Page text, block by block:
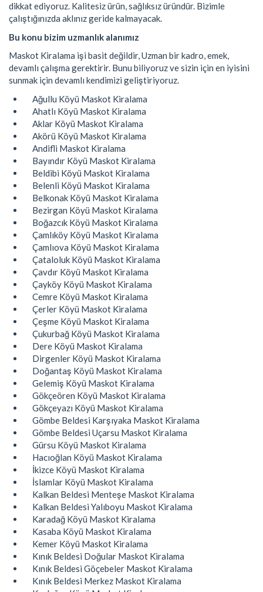
dikkat ediyoruz. Kalitesiz ürün, sağlıksız üründür. Bizimle
çalıştığınızda aklınız geride kalmayacak.
Bu konu bizim uzmanlık alanımız
Maskot Kiralama işi basit değildir, Uzman bir kadro, emek,
devamlı çalışma gerektirir. Bunu biliyoruz ve sizin için en iyisini
sunmak için devamlı kendimizi geliştiriyoruz.
Ağullu Köyü Maskot Kiralama
Ahatlı Köyü Maskot Kiralama
Aklar Köyü Maskot Kiralama
Akörü Köyü Maskot Kiralama
Andifli Maskot Kiralama
Bayındır Köyü Maskot Kiralama
Beldibi Köyü Maskot Kiralama
Belenli Köyü Maskot Kiralama
Belkonak Köyü Maskot Kiralama
Bezirgan Köyü Maskot Kiralama
Boğazcık Köyü Maskot Kiralama
Çamlıköy Köyü Maskot Kiralama
Çamlıova Köyü Maskot Kiralama
Çataloluk Köyü Maskot Kiralama
Çavdır Köyü Maskot Kiralama
Çayköy Köyü Maskot Kiralama
Cemre Köyü Maskot Kiralama
Çerler Köyü Maskot Kiralama
Çeşme Köyü Maskot Kiralama
Çukurbağ Köyü Maskot Kiralama
Dere Köyü Maskot Kiralama
Dirgenler Köyü Maskot Kiralama
Doğantaş Köyü Maskot Kiralama
Gelemiş Köyü Maskot Kiralama
Gökçeören Köyü Maskot Kiralama
Gökçeyazı Köyü Maskot Kiralama
Gömbe Beldesi Karşıyaka Maskot Kiralama
Gömbe Beldesi Uçarsu Maskot Kiralama
Gürsu Köyü Maskot Kiralama
Hacıoğlan Köyü Maskot Kiralama
İkizce Köyü Maskot Kiralama
İslamlar Köyü Maskot Kiralama
Kalkan Beldesi Menteşe Maskot Kiralama
Kalkan Beldesi Yalıboyu Maskot Kiralama
Karadağ Köyü Maskot Kiralama
Kasaba Köyü Maskot Kiralama
Kemer Köyü Maskot Kiralama
Kınık Beldesi Doğular Maskot Kiralama
Kınık Beldesi Göçebeler Maskot Kiralama
Kınık Beldesi Merkez Maskot Kiralama